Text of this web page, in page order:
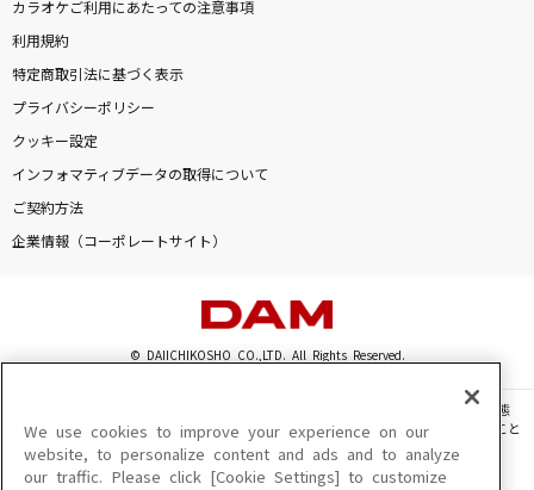
カラオケご利用にあたっての注意事項
利用規約
特定商取引法に基づく表示
プライバシーポリシー
クッキー設定
インフォマティブデータの取得について
ご契約方法
企業情報（コーポレートサイト）
© DAIICHIKOSHO CO.,LTD. All Rights Reserved.
このサイトに掲載されている一切の文章・画像・写真・動画・音声等を、手段や形態
を問わず、著作権法の定める範囲を超えて無断で複製、転載、ファイル化などすること
を禁じます。
楽曲及びコンテンツは、機種によりご利用いただけない場合があります。
We use cookies to improve your experience on our
website, to personalize content and ads and to analyze
our traffic. Please click [Cookie Settings] to customize